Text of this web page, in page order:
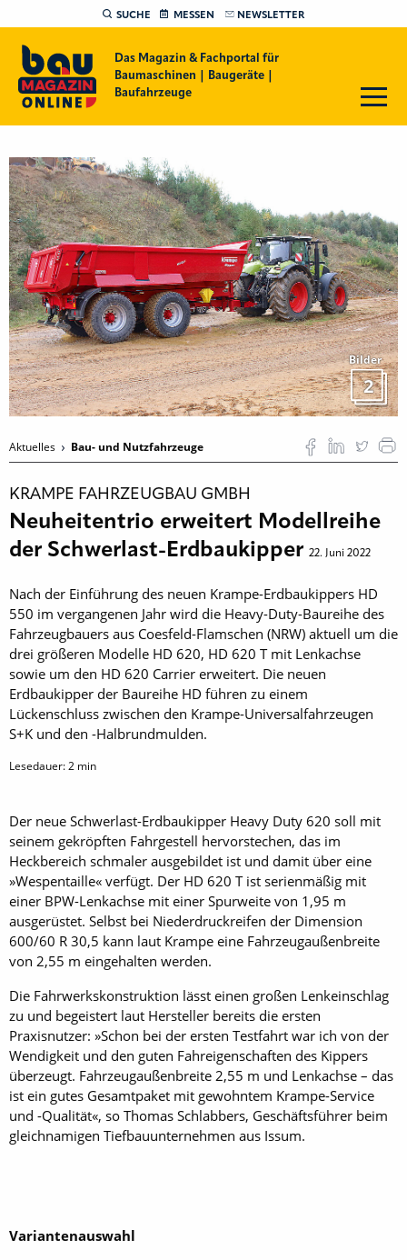
SUCHE MESSEN NEWSLETTER
Das Magazin & Fachportal für
Baumaschinen | Baugeräte |
Baufahrzeuge
Bilder
2
Aktuelles Bau- und Nutzfahrzeuge
KRAMPE FAHRZEUGBAU GMBH
Neuheitentrio erweitert Modellreihe
der Schwerlast-Erdbaukipper 22. Juni 2022
Nach der Einführung des neuen Krampe-Erdbaukippers HD
550 im vergangenen Jahr wird die Heavy-Duty-Baureihe des
Fahrzeugbauers aus Coesfeld-Flamschen (NRW) aktuell um die
drei größeren Modelle HD 620, HD 620 T mit Lenkachse
sowie um den HD 620 Carrier erweitert. Die neuen
Erdbaukipper der Baureihe HD führen zu einem
Lückenschluss zwischen den Krampe-Universalfahrzeugen
S+K und den -Halbrundmulden.
Lesedauer:2 min
Der neue Schwerlast-Erdbaukipper Heavy Duty 620 soll mit
seinem gekröpften Fahrgestell hervorstechen, das im
Heckbereich schmaler ausgebildet ist und damit über eine
»Wespentaille« verfügt. Der HD 620 T ist serienmäßig mit
einer BPW-Lenkachse mit einer Spurweite von 1,95 m
ausgerüstet. Selbst bei Niederdruckreifen der Dimension
600/60 R 30,5 kann laut Krampe eine Fahrzeugaußenbreite
von 2,55 m eingehalten werden.
Die Fahrwerkskonstruktion lässt einen großen Lenkeinschlag
zu und begeistert laut Hersteller bereits die ersten
Praxisnutzer: »Schon bei der ersten Testfahrt war ich von der
Wendigkeit und den guten Fahreigenschaften des Kippers
überzeugt. Fahrzeugaußenbreite 2,55 m und Lenkachse – das
ist ein gutes Gesamtpaket mit gewohntem Krampe-Service
und -Qualität«, so Thomas Schlabbers, Geschäftsführer beim
gleichnamigen Tiefbauunternehmen aus Issum.
Variantenauswahl